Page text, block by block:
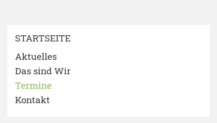
STARTSEITE
Aktuelles
Das sind Wir
Termine
Kontakt